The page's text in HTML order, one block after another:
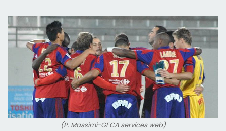
(P. Massimi-GFCA services web)